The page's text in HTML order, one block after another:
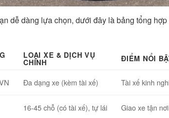
dễ dàng lựa chọn, dưới đây là bảng tổng
LOẠI XE & DỊCH VỤ
CHÍNH ĐIỂM NỔI
Đa dạng xe (kèm tài xế) Tài xế kinh
16-45 chỗ (có tài xế), tự lái Giao xe tận